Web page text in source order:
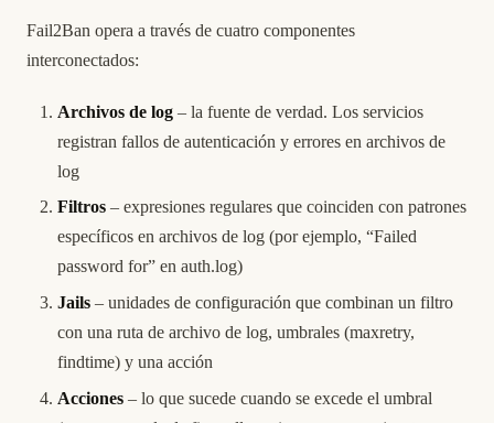
Fail2Ban opera a través de cuatro componentes
interconectados:
Archivos de log – la fuente de verdad. Los servicios
registran fallos de autenticación y errores en archivos de
log
Filtros – expresiones regulares que coinciden con patrones
específicos en archivos de log (por ejemplo, “Failed
password for” en auth.log)
Jails – unidades de configuración que combinan un filtro
con una ruta de archivo de log, umbrales (maxretry,
findtime) y una acción
Acciones – lo que sucede cuando se excede el umbral